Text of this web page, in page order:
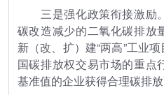
三是强化政策衔接激励
碳改造减少的二氧化碳排放
新（改、扩）建“两高”工业
国碳排放权交易市场的重点
基准值的企业获得合理碳排放